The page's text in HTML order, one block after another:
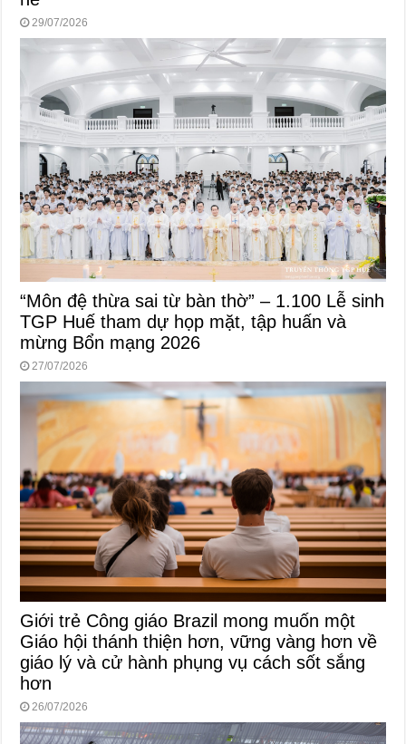
29/07/2026
“Môn đệ thừa sai từ bàn thờ” – 1.100 Lễ sinh
TGP Huế tham dự họp mặt, tập huấn và
mừng Bổn mạng 2026
27/07/2026
Giới trẻ Công giáo Brazil mong muốn một
Giáo hội thánh thiện hơn, vững vàng hơn về
giáo lý và cử hành phụng vụ cách sốt sắng
hơn
26/07/2026